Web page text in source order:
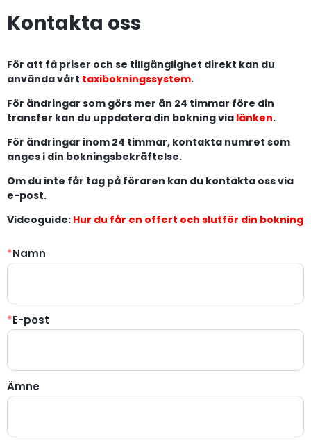
Kontakta oss
För att få priser och se tillgänglighet direkt kan du
använda vårt taxibokningssystem.
För ändringar som görs mer än 24 timmar före din
transfer kan du uppdatera din bokning via länken.
För ändringar inom 24 timmar, kontakta numret som
anges i din bokningsbekräftelse.
Om du inte får tag på föraren kan du kontakta oss via
e-post.
Videoguide: Hur du får en offert och slutför din bokning
*Namn
*E-post
Ämne